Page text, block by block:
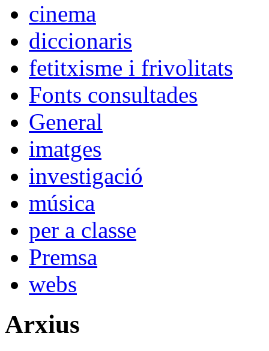
cinema
diccionaris
fetitxisme i frivolitats
Fonts consultades
General
imatges
investigació
música
per a classe
Premsa
webs
Arxius